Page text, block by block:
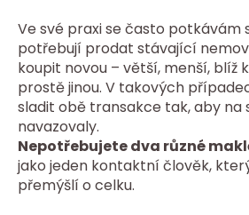
Ve své praxi se často potkávám
potřebují prodat stávající
koupit novou – větší, menší, blíž
prostě jinou. V takových
sladit obě transakce tak, aby na
navazovaly.
Nepotřebujete dva různé
jako jeden kontaktní člověk,
přemýšlí o celku.